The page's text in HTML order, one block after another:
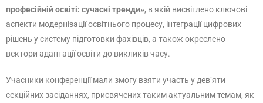
професійній освіті: сучасні тренди», в якій висвітлено ключові
аспекти модернізації освітнього процесу, інтеграції цифрових
рішень у систему підготовки фахівців, а також окреслено
вектори адаптації освіти до викликів часу.
Учасники конференції мали змогу взяти участь у дев’яти
секційних засіданнях, присвячених таким актуальним темам, як